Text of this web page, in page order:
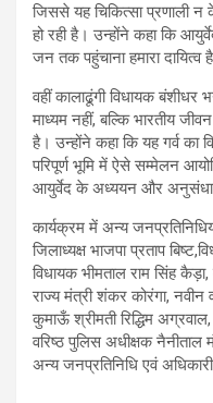
जिससे यह चिकित्सा प्रणाली न
हो रही है। उन्होंने कहा कि
जन तक पहुंचाना हमारा दायित्व
वहीं कालाढूंगी विधायक
माध्यम नहीं, बल्कि भारतीय
है। उन्होंने कहा कि यह गर्व का
परिपूर्ण भूमि में ऐसे सम्मेलन
आयुर्वेद के अध्ययन और
कार्यक्रम में अन्य
जिलाध्यक्ष भाजपा प्रताप
विधायक भीमताल राम सिंह
राज्य मंत्री शंकर कोरंगा,
कुमाऊँ श्रीमती रिद्धिम
वरिष्ठ पुलिस अधीक्षक नैनीताल
अन्य जनप्रतिनिधि एवं